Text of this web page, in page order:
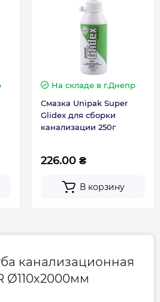
На складе в г.Днепр
Смазка Unipak Super
Glidex для сборки
канализации 250г
226.00 ₴
В корзину
канализационная
Ø110х2000мм